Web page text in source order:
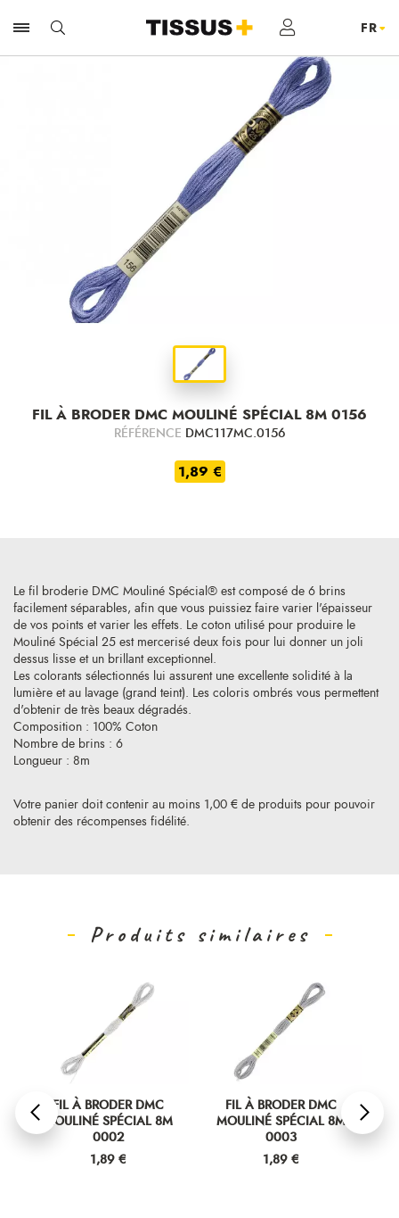
FIL À BRODER DMC MOULINÉ SPÉCIAL 8M 0156
RÉFÉRENCE DMC117MC.0156
1,89 €
Votre panier doit contenir au moins 1,00 € de produits pour pouvoir
obtenir des récompenses fidélité.
Le fil broderie DMC Mouliné Spécial® est composé de 6 brins
facilement séparables, afin que vous puissiez faire varier l'épaisseur
de vos points et varier les effets. Le coton utilisé pour produire le
Mouliné Spécial 25 est mercerisé deux fois pour lui donner un joli
dessus lisse et un brillant exceptionnel.
Les colorants sélectionnés lui assurent une excellente solidité à la
lumière et au lavage (grand teint). Les coloris ombrés vous permettent
d'obtenir de très beaux dégradés.
Composition : 100% Coton
Nombre de brins : 6
Longueur : 8m
Produits similaires
FIL À BRODER DMC
MOULINÉ SPÉCIAL 8M
0002
Prix
1,89 €
FIL À BRODER DMC
MOULINÉ SPÉCIAL 8M
0003
Prix
1,89 €